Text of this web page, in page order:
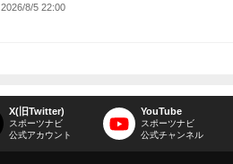
2026/8/5 22:00
X(旧Twitter)
スポーツナビ
公式アカウント
YouTube
スポーツナビ
公式チャンネル